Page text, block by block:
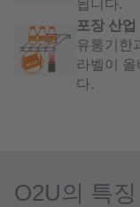
됩니다.
포장 산업
유통기한
라벨이
다.
O2U의 특징